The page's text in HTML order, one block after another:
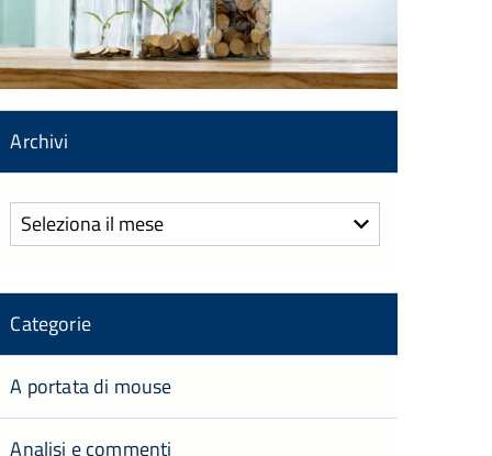
Archivi
Archivi
Categorie
A portata di mouse
Analisi e commenti